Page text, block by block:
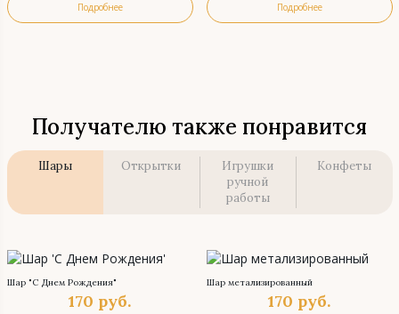
Подробнее Подробнее
Получателю также понравится
Шары Открытки
Игрушки
ручной
работы
Конфеты
Шар "С Днем Рождения"
170 руб.
Шар метализированный
170 руб.